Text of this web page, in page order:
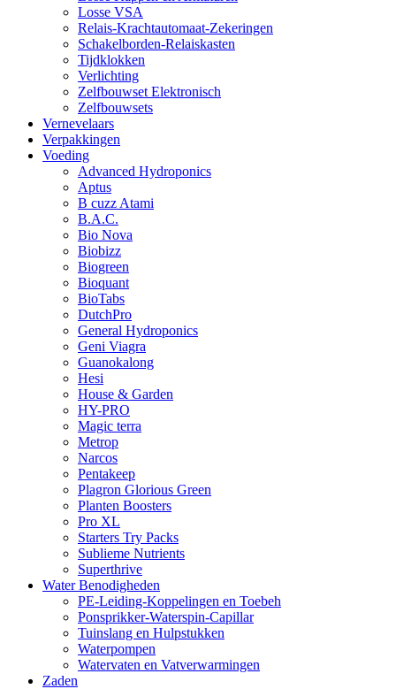
Losse VSA
Relais-Krachtautomaat-Zekeringen
Schakelborden-Relaiskasten
Tijdklokken
Verlichting
Zelfbouwset Elektronisch
Zelfbouwsets
Vernevelaars
Verpakkingen
Voeding
Advanced Hydroponics
Aptus
B cuzz Atami
B.A.C.
Bio Nova
Biobizz
Biogreen
Bioquant
BioTabs
DutchPro
General Hydroponics
Geni Viagra
Guanokalong
Hesi
House & Garden
HY-PRO
Magic terra
Metrop
Narcos
Pentakeep
Plagron Glorious Green
Planten Boosters
Pro XL
Starters Try Packs
Sublieme Nutrients
Superthrive
Water Benodigheden
PE-Leiding-Koppelingen en Toebeh
Ponsprikker-Waterspin-Capillar
Tuinslang en Hulpstukken
Waterpompen
Watervaten en Vatverwarmingen
Zaden